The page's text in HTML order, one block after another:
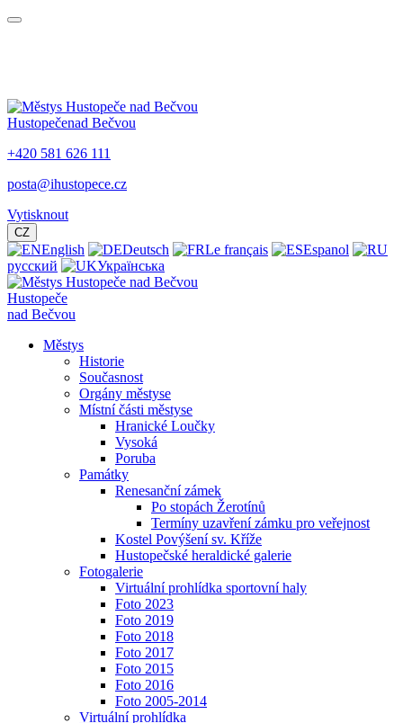
Hustopečenad Bečvou
+420 581 626 111
posta@ihustopece.cz
Vytisknout
CZ
English Deutsch Le français
Espanol
русский
Українська
Hustopeče
nad Bečvou
Městys
Historie
Současnost
Orgány městyse
Místní části městyse
Hranické Loučky
Vysoká
Poruba
Památky
Renesanční zámek
Po stopách Žerotínů
Termíny uzavření zámku pro veřejnost
Kostel Povýšení sv. Kříže
Hustopečské heraldické galerie
Fotogalerie
Virtuální prohlídka sportovní haly
Foto 2023
Foto 2019
Foto 2018
Foto 2017
Foto 2015
Foto 2016
Foto 2005-2014
Virtuální prohlídka